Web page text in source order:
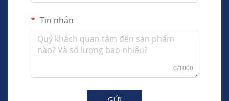
Tin nhắn
0/1000